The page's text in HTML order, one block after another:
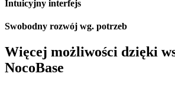
Intuicyjny interfejs
Swobodny rozwój wg. potrzeb
Więcej możliwości dzięki
NocoBase